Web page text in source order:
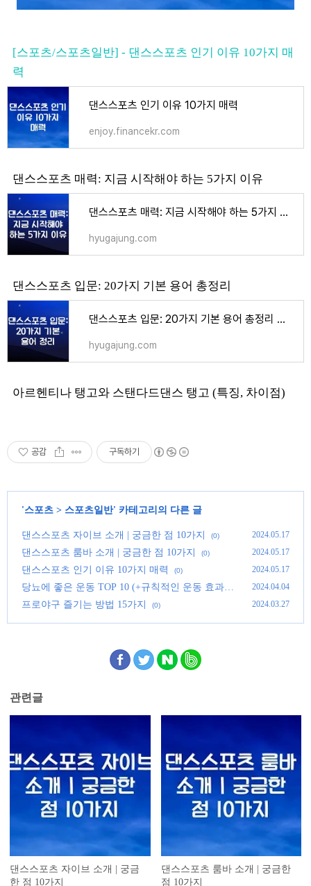
[스포츠/스포츠일반] - 댄스스포츠 인기 이유 10가지 매
력
댄스스포츠 인기 이유 10가지 매력
enjoy.financekr.com
댄스스포츠 매력: 지금 시작해야 하는 5가지 이유
댄스스포츠 매력: 지금 시작해야 하는 5가지 이유 - 스포츠
hyugajung.com
댄스스포츠 입문: 20가지 기본 용어 총정리
댄스스포츠 입문: 20가지 기본 용어 총정리 - 스포츠
hyugajung.com
아르헨티나 탱고와 스탠다드댄스 탱고 (특징, 차이점)
공감 구독하기
'스포츠 > 스포츠일반' 카테고리의 다른 글
댄스스포츠 자이브 소개 | 궁금한 점 10가지 (0) 2024.05.17
댄스스포츠 룸바 소개 | 궁금한 점 10가지 (0) 2024.05.17
댄스스포츠 인기 이유 10가지 매력 (0) 2024.05.17
당뇨에 좋은 운동 TOP 10 (+규칙적인 운동 효과)
(0)
2024.04.04
프로야구 즐기는 방법 15가지 (0) 2024.03.27
관련글
댄스스포츠 자이브 소개 | 궁금
한 점 10가지
댄스스포츠 룸바 소개 | 궁금한
점 10가지